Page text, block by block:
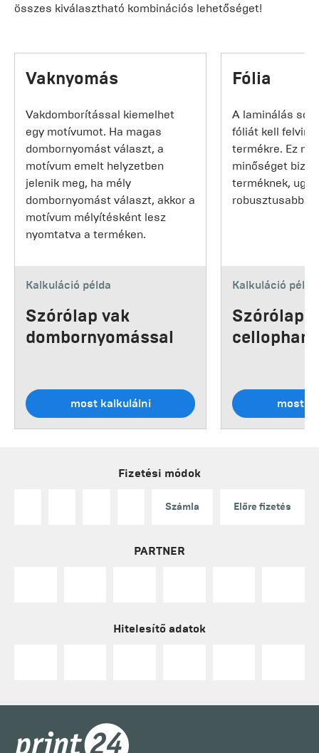
összes kiválasztható kombinációs lehetőséget!
Vaknyomás
Vakdomborítással kiemelhet
egy motívumot. Ha magas
dombornyomást választ, a
motívum emelt helyzetben
jelenik meg, ha mély
dombornyomást választ, akkor a
motívum mélyítésként lesz
nyomtatva a terméken.
Kalkuláció példa
Szórólap vak
dombornyomással
most kalkulálni
Fólia
A laminálás
fóliát kell
termékre. Ez
minőséget
terméknek,
robusztusabbá
Kalkuláció példa
Szórólap
most
Fizetési módok
Számla Előre fizetés
PARTNER
Hitelesítő adatok